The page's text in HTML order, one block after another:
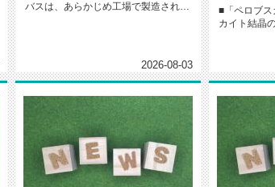
バスは、あらかじめ工場で製造された
2026-08-03
■「ペロブス
カイト結晶